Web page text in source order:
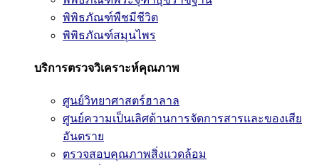
พิพิธภัณฑ์พืชมีชีวิต
พิพิธภัณฑ์สมุนไพร
บริการตรวจวิเคราะห์คุณภาพ
ศูนย์วิทยาศาสตร์ฮาลาล
ศูนย์ความเป็นเลิศด้านการจัดการสารและของเสีย
อันตราย
ตรวจสอบคุณภาพสิ่งแวดล้อม